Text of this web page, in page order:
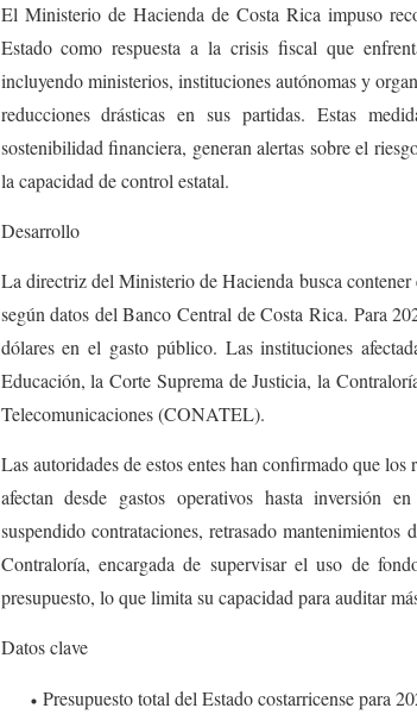
El Ministerio de Hacienda de Costa Rica impuso
Estado como respuesta a la crisis fiscal que
incluyendo ministerios, instituciones autónomas y
reducciones drásticas en sus partidas. Estas
sostenibilidad financiera, generan alertas sobre el
la capacidad de control estatal.
Desarrollo
La directriz del Ministerio de Hacienda busca
según datos del Banco Central de Costa Rica. Para
dólares en el gasto público. Las instituciones
Educación, la Corte Suprema de Justicia, la
Telecomunicaciones (CONATEL).
Las autoridades de estos entes han confirmado que
afectan desde gastos operativos hasta inversión
suspendido contrataciones, retrasado
Contraloría, encargada de supervisar el uso de
presupuesto, lo que limita su capacidad para auditar
Datos clave
Presupuesto total del Estado costarricense para